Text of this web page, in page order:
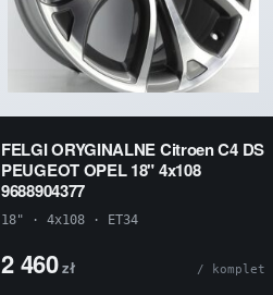
FELGI ORYGINALNE Citroen C4 DS
PEUGEOT OPEL 18" 4x108
9688904377
18" · 4x108 · ET34
2 460zł / komplet